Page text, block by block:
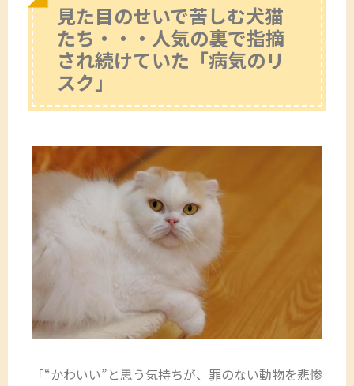
見た目のせいで苦しむ犬猫
たち・・・人気の裏で指摘
され続けていた「病気のリ
スク」
「“かわいい”と思う気持ちが、罪のない動物を悲惨